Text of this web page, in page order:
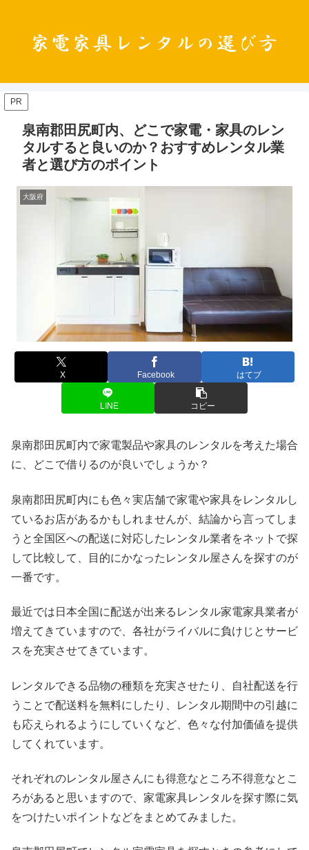
PR
泉南郡田尻町内、どこで家電・家具のレン
タルすると良いのか？おすすめレンタル業
者と選び方のポイント
大阪府
X Facebook はてブ
LINE コピー
泉南郡田尻町内で家電製品や家具のレンタルを考えた場合
に、どこで借りるのが良いでしょうか？
泉南郡田尻町内にも色々実店舗で家電や家具をレンタルし
ているお店があるかもしれませんが、結論から言ってしま
うと全国区への配送に対応したレンタル業者をネットで探
して比較して、目的にかなったレンタル屋さんを探すのが
一番です。
最近では日本全国に配送が出来るレンタル家電家具業者が
増えてきていますので、各社がライバルに負けじとサービ
スを充実させてきています。
レンタルできる品物の種類を充実させたり、自社配送を行
うことで配送料を無料にしたり、レンタル期間中の引越に
も応えられるようにしていくなど、色々な付加価値を提供
してくれています。
それぞれのレンタル屋さんにも得意なところ不得意なとこ
ろがあると思いますので、家電家具レンタルを探す際に気
をつけたいポイントなどをまとめてみました。